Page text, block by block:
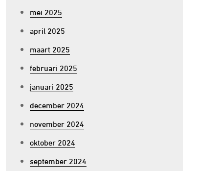
mei 2025
april 2025
maart 2025
februari 2025
januari 2025
december 2024
november 2024
oktober 2024
september 2024